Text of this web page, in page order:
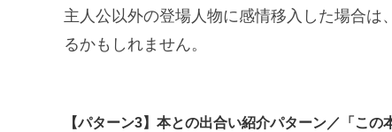
主人公以外の登場人物に感情移入した場合
るかもしれません。
【パターン3】本との出合い紹介パターン／「この